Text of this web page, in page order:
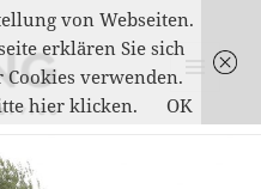
MENÜ
UND
von Webseiten.
erklären Sie sich
verwenden.
hier klicken.
OK